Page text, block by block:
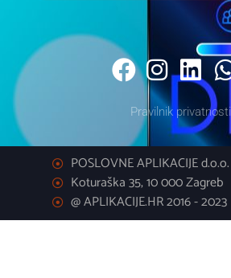
Pravilnik privatnosti
POSLOVNE APLIKACIJE d.o.o.
Koturaška 35, 10 000 Zagreb
@ APLIKACIJE.HR 2016 - 2023